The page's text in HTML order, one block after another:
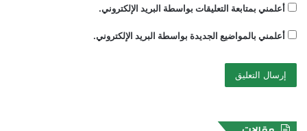
أعلمني بمتابعة التعليقات بواسطة البريد الإلكتروني.
أعلمني بالمواضيع الجديدة بواسطة البريد الإلكتروني.